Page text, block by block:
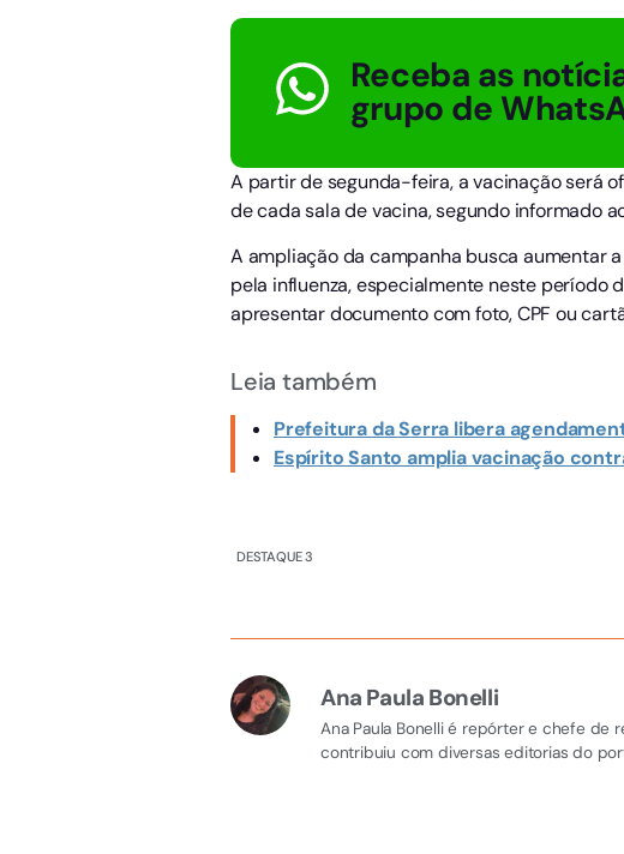
Receba as
grupo de
A partir de segunda-feira, a vacinação será
de cada sala de vacina, segundo informado
A ampliação da campanha busca aumentar
pela influenza, especialmente neste período
apresentar documento com foto, CPF ou
Leia também
Prefeitura da Serra libera
Espírito Santo amplia vacinação
DESTAQUE 3
Ana Paula Bonelli
Ana Paula Bonelli é repórter e chefe de
contribuiu com diversas editorias do